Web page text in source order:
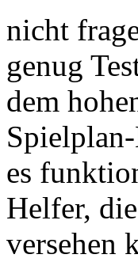
nicht
genug
dem
es
Helfer,
versehen